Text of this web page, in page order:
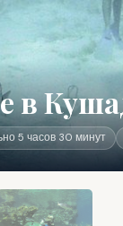
в
5 часов 30 минут